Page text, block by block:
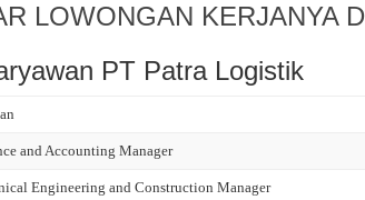
LOWONGAN KERJANYA
PT Patra Logistik
and Accounting Manager
Engineering and Construction Manager